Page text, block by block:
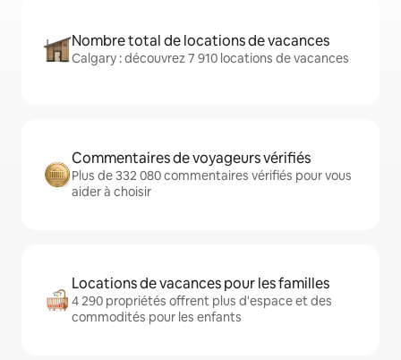
Nombre total de locations de vacances
Calgary : découvrez 7 910 locations de vacances
Commentaires de voyageurs vérifiés
Plus de 332 080 commentaires vérifiés pour vous
aider à choisir
Locations de vacances pour les familles
4 290 propriétés offrent plus d'espace et des
commodités pour les enfants